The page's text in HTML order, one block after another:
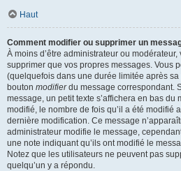
Haut
Comment modifier ou supprimer un
À moins d’être administrateur ou
supprimer que vos propres messages. Vous
(quelquefois dans une durée limitée après
bouton modifierdu message correspondant.
message, un petit texte s’affichera en bas du
modifié, le nombre de fois qu’il a été modifié
dernière modification. Ce message
administrateur modifie le message,
une note indiquant qu’ils ont modifié le
Notez que les utilisateurs ne peuvent pas
quelqu’un y a répondu.